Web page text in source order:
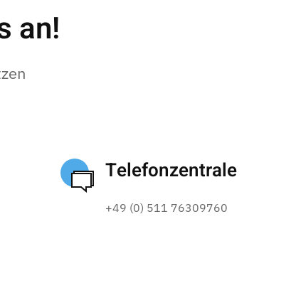
an!
Telefonzentrale
+49 (0) 511 76309760